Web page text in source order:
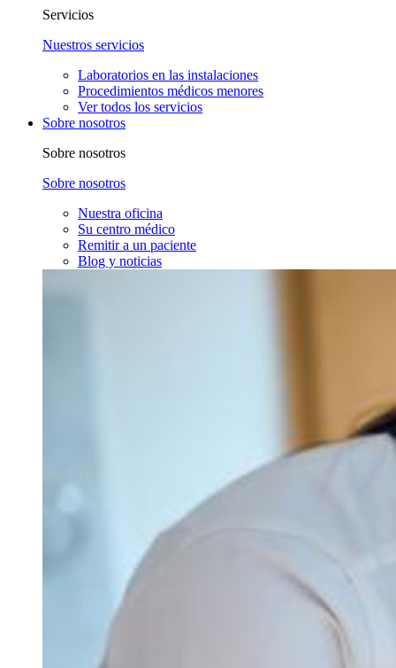
Servicios
Nuestros servicios
Laboratorios en las instalaciones
Procedimientos médicos menores
Ver todos los servicios
Sobre nosotros
Sobre nosotros
Sobre nosotros
Nuestra oficina
Su centro médico
Remitir a un paciente
Blog y noticias